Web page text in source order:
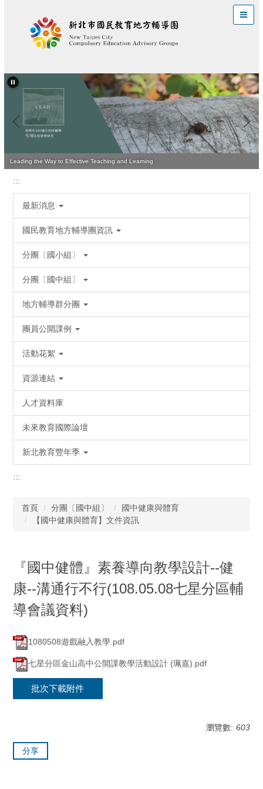
區
Leading the Way to Effective Teaching and Learning
:::
最新消息
國民教育地方輔導團資訊
分團〔國小組〕
分團〔國中組〕
地方輔導群分團
團員公開課例
活動花絮
資源連結
人才資料庫
未來教育國際論壇
新北教育豐年季
:::
首頁 分團〔國中組〕
國中健康與體育
【國中健康與體育】文件資訊
『國中健體』素養導向教學設計--健
康--溝通行不行(108.05.08七星分區輔
導會議資料)
1080508遊戲融入教學.pdf
七星分區金山高中公開課教學活動設計 (珮嘉).pdf
批次下載附件
瀏覽數: 603
分享